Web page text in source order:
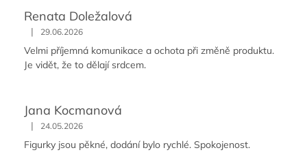
Renata Doležalová
| 29.06.2026
Velmi příjemná komunikace a ochota při změně produktu.
Je vidět, že to dělají srdcem.
Jana Kocmanová
| 24.05.2026
Figurky jsou pěkné, dodání bylo rychlé. Spokojenost.